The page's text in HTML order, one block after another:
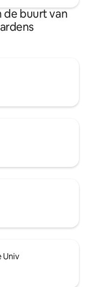
de buurt van
Univ